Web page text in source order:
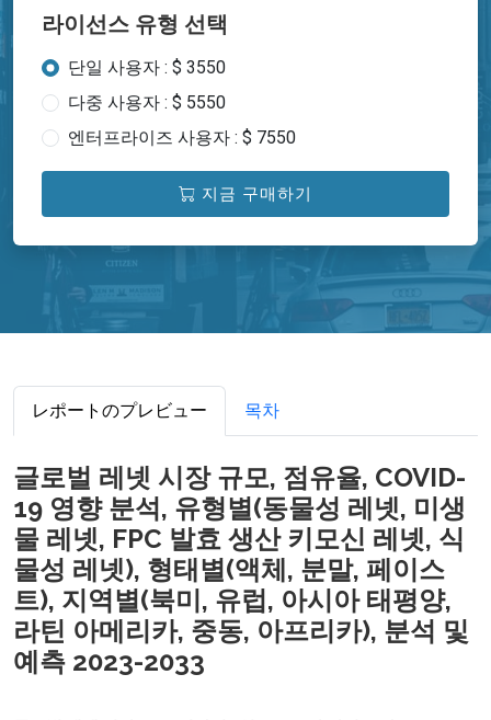
라이선스 유형 선택
단일 사용자 : $ 3550
다중 사용자 : $ 5550
엔터프라이즈 사용자 : $ 7550
지금 구매하기
レポートのプレビュー 목차
글로벌 레넷 시장 규모, 점유율, COVID-
19 영향 분석, 유형별(동물성 레넷, 미생
물 레넷, FPC 발효 생산 키모신 레넷, 식
물성 레넷), 형태별(액체, 분말, 페이스
트), 지역별(북미, 유럽, 아시아 태평양,
라틴 아메리카, 중동, 아프리카), 분석 및
예측 2023-2033